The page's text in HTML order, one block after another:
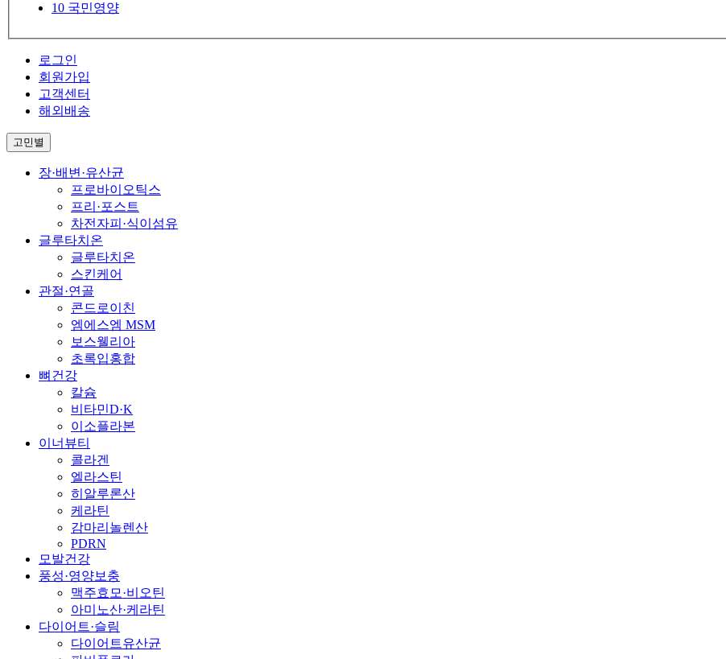
10 국민영양
로그인
회원가입
고객센터
해외배송
고민별
장·배변·유산균
프로바이오틱스
프리·포스트
차전자피·식이섬유
글루타치온
글루타치온
스킨케어
관절·연골
콘드로이친
엠에스엠 MSM
보스웰리아
초록입홍합
뼈건강
칼슘
비타민D·K
이소플라본
이너뷰티
콜라겐
엘라스틴
히알루론산
케라틴
감마리놀렌산
PDRN
모발건강
풍성·영양보충
맥주효모·비오틴
아미노산·케라틴
다이어트·슬림
다이어트유산균